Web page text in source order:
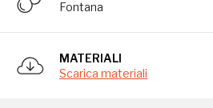
Fontana
MATERIALI
Scarica materiali
dal Magistrato Publio Fundanio
furono fonte idrica per i
all'avvento dell'Acquedotto
Oginariamente dotate di tre